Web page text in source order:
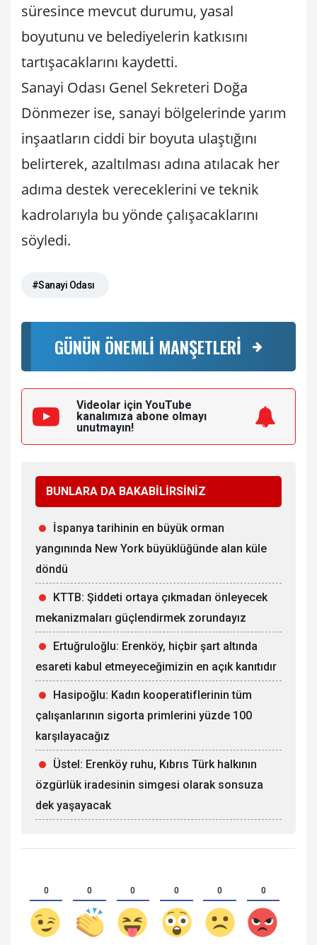
süresince mevcut durumu, yasal
boyutunu ve belediyelerin katkısını
tartışacaklarını kaydetti.
Sanayi Odası Genel Sekreteri Doğa
Dönmezer ise, sanayi bölgelerinde yarım
inşaatların ciddi bir boyuta ulaştığını
belirterek, azaltılması adına atılacak her
adıma destek vereceklerini ve teknik
kadrolarıyla bu yönde çalışacaklarını
söyledi.
#Sanayi Odası
GÜNÜN ÖNEMLİ MANŞETLERİ
Videolar için YouTube
kanalımıza abone olmayı
unutmayın!
BUNLARA DA BAKABİLİRSİNİZ
İspanya tarihinin en büyük orman
yangınında New York büyüklüğünde alan küle
döndü
KTTB: Şiddeti ortaya çıkmadan önleyecek
mekanizmaları güçlendirmek zorundayız
Ertuğruloğlu: Erenköy, hiçbir şart altında
esareti kabul etmeyeceğimizin en açık kanıtıdır
Hasipoğlu: Kadın kooperatiflerinin tüm
çalışanlarının sigorta primlerini yüzde 100
karşılayacağız
Üstel: Erenköy ruhu, Kıbrıs Türk halkının
özgürlük iradesinin simgesi olarak sonsuza
dek yaşayacak
0 0 0 0 0 0